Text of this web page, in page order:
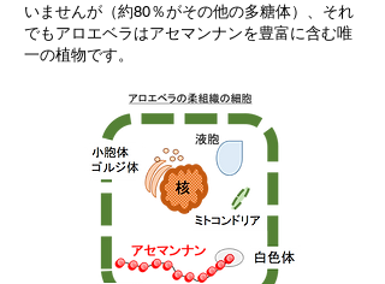
いませんが（約80％がその他の多糖体）、それ
でもアロエベラはアセマンナンを豊富に含む唯
一の植物です。